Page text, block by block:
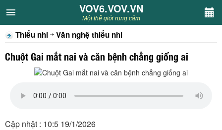
VOV6.VOV.VN
CHUYÊN MỤC
Khách VOV6
VOV6.VOV.VN
Một thế giới rung cảm
Thiếu nhi Văn nghệ thiếu nhi
Chuột Gai mắt nai và căn bệnh chẳng giống ai
Cập nhật : 10:5 19/1/2026